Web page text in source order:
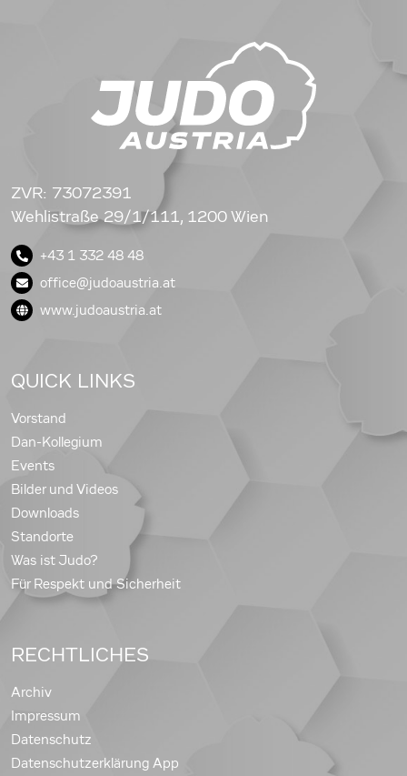
ZVR: 73072391
Wehlistraße 29/1/111, 1200 Wien
+43 1 332 48 48
office@judoaustria.at
www.judoaustria.at
QUICK LINKS
Vorstand
Dan-Kollegium
Events
Bilder und Videos
Downloads
Standorte
Was ist Judo?
Für Respekt und Sicherheit
RECHTLICHES
Archiv
Impressum
Datenschutz
Datenschutzerklärung App